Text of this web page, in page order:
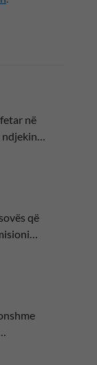
në
ndjekin
që